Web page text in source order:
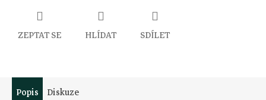
ZEPTAT SE HLÍDAT SDÍLET
Popis Diskuze